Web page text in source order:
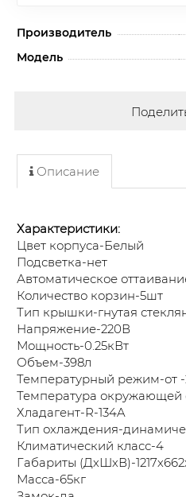
Производитель
Модель
Описание
Характеристики:
Цвет корпуса-Белый
Подсветка-нет
Автоматическое
Количество корзин-5шт
Тип крышки-гнутая
Напряжение-220В
Мощность-0.25кВт
Объем-398л
Температурный режим-от -
Температура окружающей
Хладагент-R-134A
Тип охлаждения-
Климатический класс-4
Габариты (ДхШхВ)-
Масса-65кг